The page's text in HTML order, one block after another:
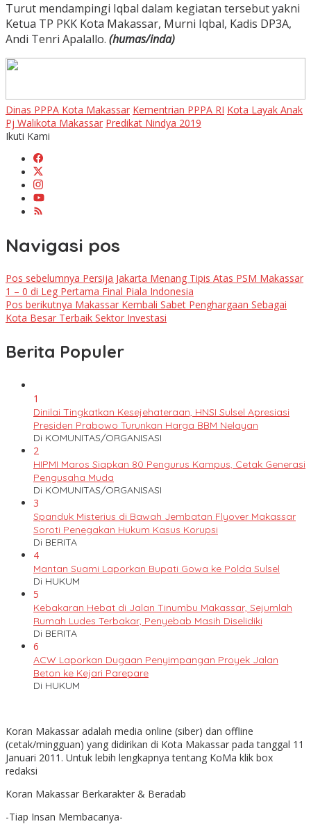
Turut mendampingi Iqbal dalam kegiatan tersebut yakni
Ketua TP PKK Kota Makassar, Murni Iqbal, Kadis DP3A,
Andi Tenri Apalallo. (humas/inda)
Dinas PPPA Kota Makassar Kementrian PPPA RI Kota Layak Anak
Pj Walikota Makassar Predikat Nindya 2019
Ikuti Kami
Navigasi pos
Pos sebelumnya Persija Jakarta Menang Tipis Atas PSM Makassar
1 – 0 di Leg Pertama Final Piala Indonesia
Pos berikutnya Makassar Kembali Sabet Penghargaan Sebagai
Kota Besar Terbaik Sektor Investasi
Berita Populer
1
Dinilai Tingkatkan Kesejehateraan, HNSI Sulsel Apresiasi
Presiden Prabowo Turunkan Harga BBM Nelayan
Di KOMUNITAS/ORGANISASI
2
HIPMI Maros Siapkan 80 Pengurus Kampus, Cetak Generasi
Pengusaha Muda
Di KOMUNITAS/ORGANISASI
3
Spanduk Misterius di Bawah Jembatan Flyover Makassar
Soroti Penegakan Hukum Kasus Korupsi
Di BERITA
4
Mantan Suami Laporkan Bupati Gowa ke Polda Sulsel
Di HUKUM
5
Kebakaran Hebat di Jalan Tinumbu Makassar, Sejumlah
Rumah Ludes Terbakar, Penyebab Masih Diselidiki
Di BERITA
6
ACW Laporkan Dugaan Penyimpangan Proyek Jalan
Beton ke Kejari Parepare
Di HUKUM
Koran Makassar adalah media online (siber) dan offline
(cetak/mingguan) yang didirikan di Kota Makassar pada tanggal 11
Januari 2011. Untuk lebih lengkapnya tentang KoMa klik box
redaksi
Koran Makassar Berkarakter & Beradab
-Tiap Insan Membacanya-